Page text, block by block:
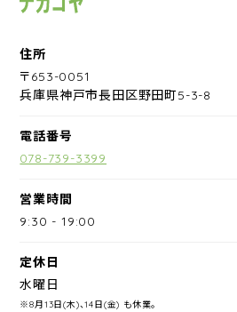
住所
〒653-0051
兵庫県神戸市長田区野田町5-3-8
電話番号
078-739-3399
営業時間
9:30 -19:00
定休日
水曜日
※8月13日(木)、14日(金) も休業。